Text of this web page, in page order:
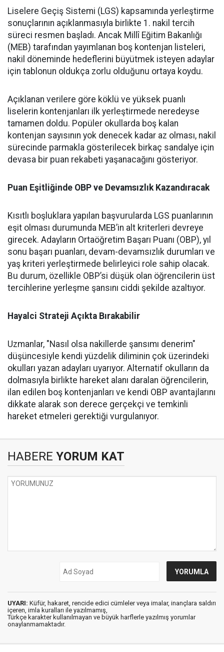
Liselere Geçiş Sistemi (LGS) kapsamında yerleştirme
sonuçlarının açıklanmasıyla birlikte 1. nakil tercih
süreci resmen başladı. Ancak Millî Eğitim Bakanlığı
(MEB) tarafından yayımlanan boş kontenjan listeleri,
nakil döneminde hedeflerini büyütmek isteyen adaylar
için tablonun oldukça zorlu olduğunu ortaya koydu.
Açıklanan verilere göre köklü ve yüksek puanlı
liselerin kontenjanları ilk yerleştirmede neredeyse
tamamen doldu. Popüler okullarda boş kalan
kontenjan sayısının yok denecek kadar az olması, nakil
sürecinde parmakla gösterilecek birkaç sandalye için
devasa bir puan rekabeti yaşanacağını gösteriyor.
Puan Eşitliğinde OBP ve Devamsızlık Kazandıracak
Kısıtlı boşluklara yapılan başvurularda LGS puanlarının
eşit olması durumunda MEB’in alt kriterleri devreye
girecek. Adayların Ortaöğretim Başarı Puanı (OBP), yıl
sonu başarı puanları, devam-devamsızlık durumları ve
yaş kriteri yerleştirmede belirleyici role sahip olacak.
Bu durum, özellikle OBP’si düşük olan öğrencilerin üst
tercihlerine yerleşme şansını ciddi şekilde azaltıyor.
Hayalci Strateji Açıkta Bırakabilir
Uzmanlar, "Nasıl olsa nakillerde şansımı denerim"
düşüncesiyle kendi yüzdelik diliminin çok üzerindeki
okulları yazan adayları uyarıyor. Alternatif okulların da
dolmasıyla birlikte hareket alanı daralan öğrencilerin,
ilan edilen boş kontenjanları ve kendi OBP avantajlarını
dikkate alarak son derece gerçekçi ve temkinli
hareket etmeleri gerektiği vurgulanıyor.
HABERE YORUM KAT
UYARI: Küfür, hakaret, rencide edici cümleler veya imalar, inançlara saldırı
içeren, imla kuralları ile yazılmamış,
Türkçe karakter kullanılmayan ve büyük harflerle yazılmış yorumlar
onaylanmamaktadır.